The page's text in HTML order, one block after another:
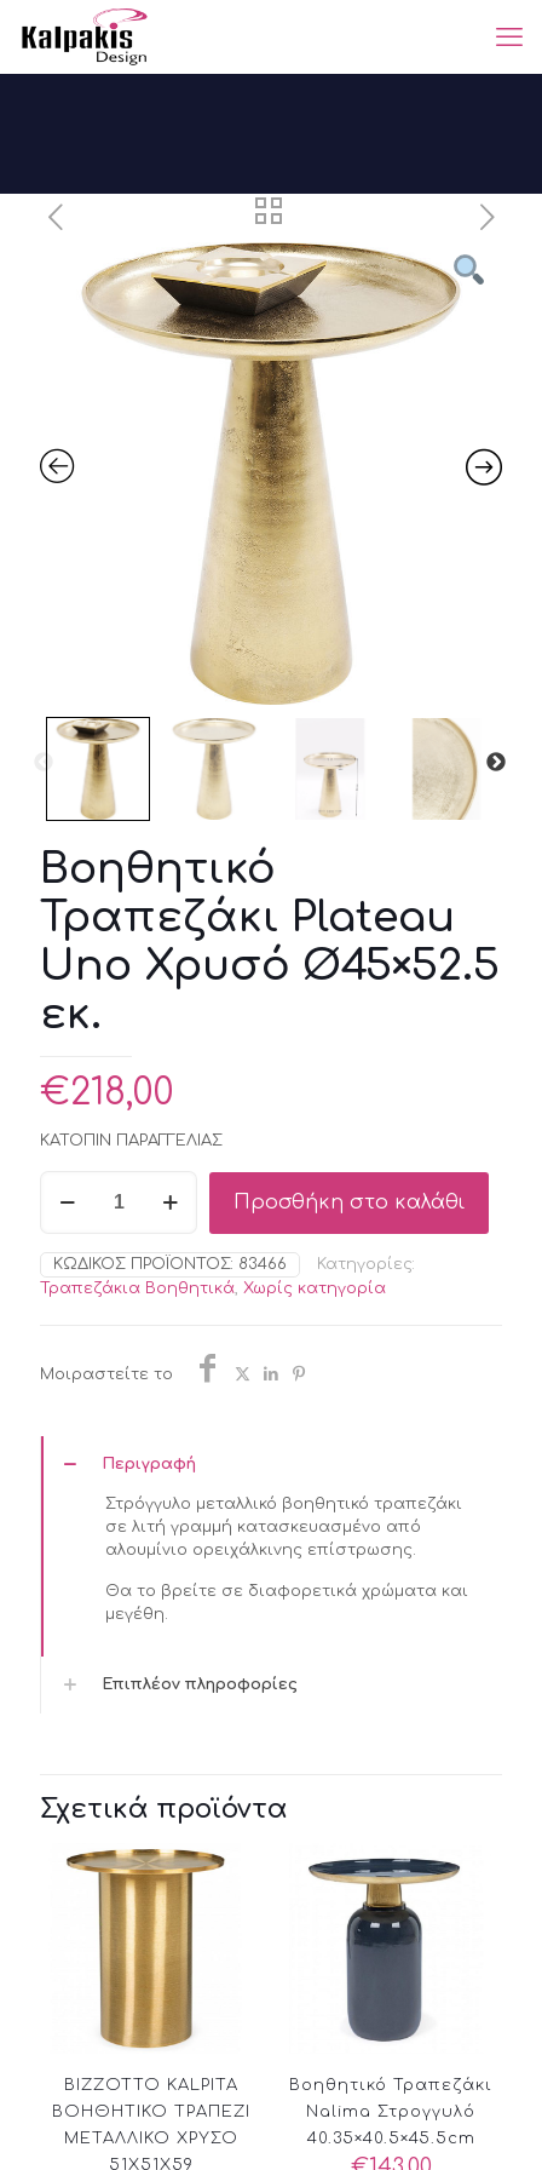
Βοηθητικό
Τραπεζάκι Plateau
Uno Χρυσό Ø45×52.5
εκ.
€218,00
ΚΑΤΟΠΙΝ ΠΑΡΑΓΓΕΛΙΑΣ
Τραπεζάκι
Uno
Χρυσό
Ø45x52.5
Προσθήκη στο καλάθι
ΚΩΔΙΚΌΣ ΠΡΟΪΌΝΤΟΣ: 83466
Κατηγορίες:
Τραπεζάκια Βοηθητικά, Χωρίς κατηγορία
Μοιραστείτε το
Περιγραφή
Στρόγγυλο μεταλλικό βοηθητικό τραπεζάκι
σε λιτή γραμμή κατασκευασμένο από
αλουμίνιο ορειχάλκινης επίστρωσης.
Θα το βρείτε σε διαφορετικά χρώματα και
μεγέθη.
Επιπλέον πληροφορίες
Σχετικά προϊόντα
BIZZOTTO KALPITA
ΒΟΗΘΗΤΙΚΟ ΤΡΑΠΕΖΙ
ΜΕΤΑΛΛΙΚΟ ΧΡΥΣΟ
51X51X59
Βοηθητικό Τραπεζάκι
Nalima Στρογγυλό
40.35×40.5×45.5cm